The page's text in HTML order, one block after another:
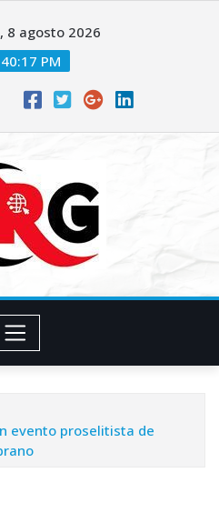
8 agosto 2026
PM
evento proselitista de